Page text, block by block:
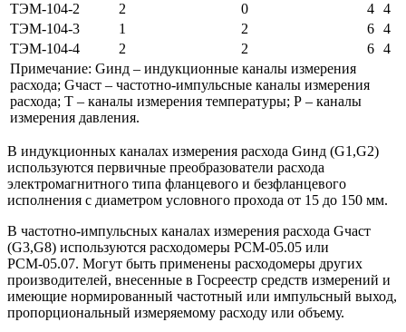
ТЭМ-104-2
2 0 4 4
ТЭМ-104-3
1 2 6 4
ТЭМ-104-4
2 2 6 4
Примечание: Gинд – индукционные каналы измерения
расхода; Gчаст – частотно-импульсные каналы измерения
расхода; Т – каналы измерения температуры; Р – каналы
измерения давления.
В индукционных каналах измерения расхода Gинд (G1,G2)
используются первичные преобразователи расхода
электромагнитного типа фланцевого и безфланцевого
исполнения с диаметром условного прохода от 15 до 150 мм.
В частотно-импульсных каналах измерения расхода Gчаст
(G3,G8) используются расходомеры РСМ-05.05 или
РСМ-05.07. Могут быть применены расходомеры других
производителей, внесенные в Госреестр средств измерений и
имеющие нормированный частотный или импульсный выход,
пропорциональный измеряемому расходу или объему.